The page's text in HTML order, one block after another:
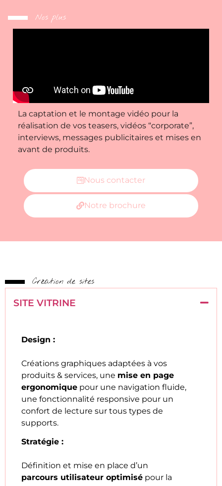
Nos plus
La captation et le montage vidéo pour la
réalisation de vos teasers, vidéos “corporate”,
interviews, messages publicitaires et mises en
avant de produits.
Nous contacter
Notre brochure
Création de sites
SITE VITRINE
Design :
Créations graphiques adaptées à vos
produits & services, une mise en page
ergonomique pour une navigation fluide,
une fonctionnalité responsive pour un
confort de lecture sur tous types de
supports.
Stratégie :
Définition et mise en place d’un
parcours utilisateur optimisé pour la